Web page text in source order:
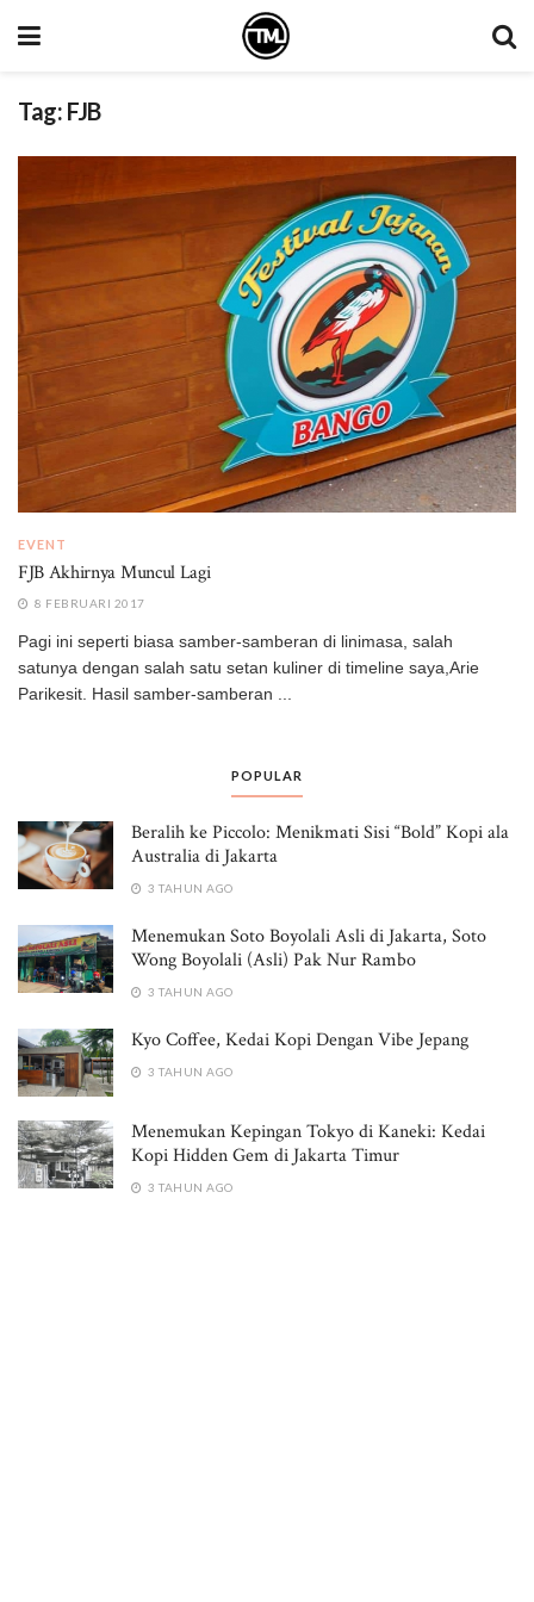
Tag: FJB
EVENT
FJB Akhirnya Muncul Lagi
8 FEBRUARI 2017
Pagi ini seperti biasa samber-samberan di linimasa, salah
satunya dengan salah satu setan kuliner di timeline saya,Arie
Parikesit. Hasil samber-samberan ...
POPULAR
Beralih ke Piccolo: Menikmati Sisi “Bold” Kopi ala
Australia di Jakarta
3 TAHUN AGO
Menemukan Soto Boyolali Asli di Jakarta, Soto
Wong Boyolali (Asli) Pak Nur Rambo
3 TAHUN AGO
Kyo Coffee, Kedai Kopi Dengan Vibe Jepang
3 TAHUN AGO
Menemukan Kepingan Tokyo di Kaneki: Kedai
Kopi Hidden Gem di Jakarta Timur
3 TAHUN AGO